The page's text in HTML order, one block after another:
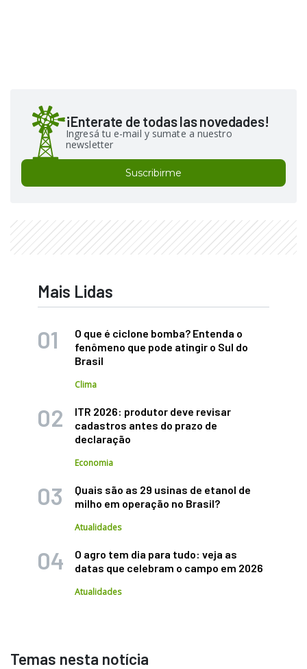
¡Enterate de todas las novedades!
Ingresá tu e-mail y sumate a nuestro
newsletter
Suscribirme
Mais Lidas
O que é ciclone bomba? Entenda o
fenômeno que pode atingir o Sul do
Brasil
Clima
ITR 2026: produtor deve revisar
cadastros antes do prazo de
declaração
Economia
Quais são as 29 usinas de etanol de
milho em operação no Brasil?
Atualidades
O agro tem dia para tudo: veja as
datas que celebram o campo em 2026
Atualidades
Temas nesta notícia